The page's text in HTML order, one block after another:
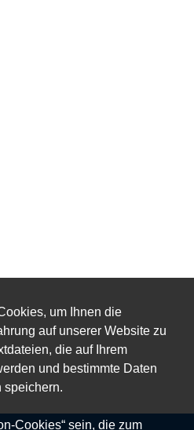
um Ihnen die
auf unserer Website zu
die auf Ihrem
und bestimmte Daten
speichern.
Cookies“ sein, die zum